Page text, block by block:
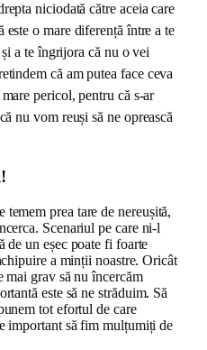
niciodată către aceia care
este o mare diferență între a te
a te îngrijora că nu o vei
că am putea face ceva
pericol, pentru că s-ar
nu vom reuși să ne oprească
temem prea tare de nereușită,
Scenariul pe care ni-l
de un eșec poate fi foarte
a minții noastre. Oricât
mai grav să nu încercăm
este să ne străduim. Să
tot efortul de care
important să fim mulțumiți de